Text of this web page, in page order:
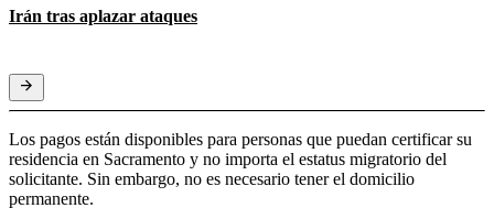
Irán tras aplazar ataques
Los pagos están disponibles para personas que puedan certificar su
residencia en Sacramento y no importa el estatus migratorio del
solicitante. Sin embargo, no es necesario tener el domicilio
permanente.